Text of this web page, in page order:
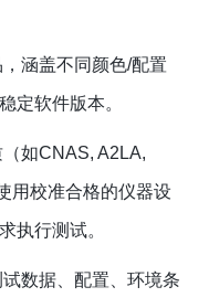
涵盖不同颜色/配置
定软件版本。
如CNAS, A2LA,
用校准合格的仪器设
执行测试。
数据、配置、环境条